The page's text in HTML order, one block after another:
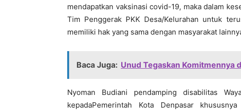
mendapatkan vaksinasi covid-19, maka dalam
Tim Penggerak PKK Desa/Kelurahan untuk
memiliki hak yang sama dengan masyarakat
Baca Juga: Unud Tegaskan Komitmennya
Nyoman Budiani pendamping disabilitas
kepadaPemerintah Kota Denpasar